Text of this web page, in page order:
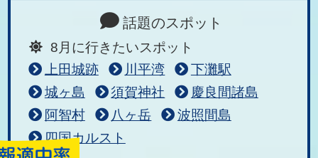
話題のスポット
8月に行きたいスポット
上田城跡
川平湾
下灘駅
城ヶ島
須賀神社
慶良間諸島
阿智村
八ヶ岳
波照間島
四国カルスト